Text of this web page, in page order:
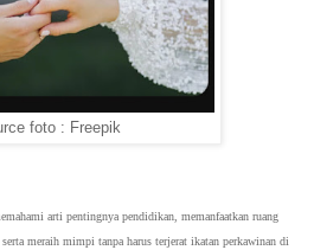
foto : Freepik
arti pentingnya pendidikan, memanfaatkan ruang
meraih mimpi tanpa harus terjerat ikatan perkawinan di